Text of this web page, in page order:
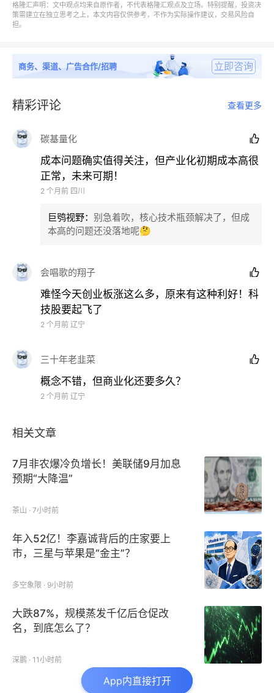
格隆汇声明：文中观点均来自原作者，不代表格隆汇观点及立场。特别提醒，投资决
策需建立在独立思考之上，本文内容仅供参考，不作为实际操作建议，交易风险自
担。
App内直接打开
商务、渠道、广告合作/招聘 立即咨询
精彩评论 查看更多
碳基量化 
成本问题确实值得关注，但产业化初期成本高很
正常，未来可期！
2 个月前 四川
巨鸮视野： 别急着吹，核心技术瓶颈解决了，但成
本高的问题还没落地呢🤔
会唱歌的翔子 
难怪今天创业板涨这么多，原来有这种利好！科
技股要起飞了
2 个月前 辽宁
三十年老韭菜 
概念不错，但商业化还要多久？
2 个月前 辽宁
相关文章
7月非农爆冷负增长！美联储9月加息
预期“大降温”
茶山 · 7小时前
年入52亿！李嘉诚背后的庄家要上
市，三星与苹果是“金主”？
多空象限 · 9小时前
大跌87%，规模蒸发千亿后仓促改
名，到底怎么了？
深鹏 · 11小时前